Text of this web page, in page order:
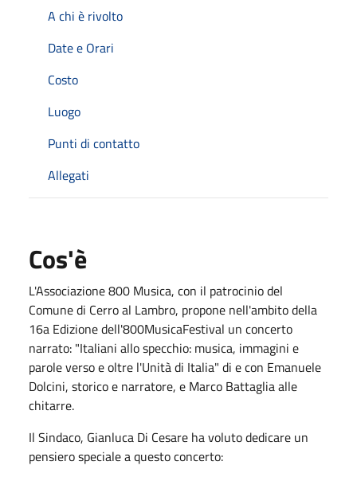
A chi è rivolto
Date e Orari
Costo
Luogo
Punti di contatto
Allegati
Cos'è
L'Associazione 800 Musica, con il patrocinio del
Comune di Cerro al Lambro, propone nell'ambito della
16a Edizione dell'800MusicaFestival un concerto
narrato: "Italiani allo specchio: musica, immagini e
parole verso e oltre l'Unità di Italia" di e con Emanuele
Dolcini, storico e narratore, e Marco Battaglia alle
chitarre.
Il Sindaco, Gianluca Di Cesare ha voluto dedicare un
pensiero speciale a questo concerto: